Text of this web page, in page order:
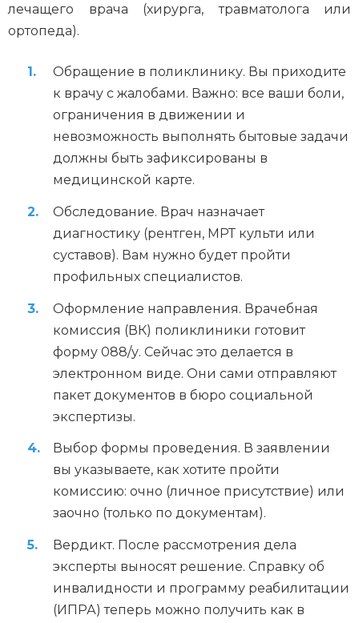
лечащего врача (хирурга, травматолога или
ортопеда).
Обращение в поликлинику. Вы приходите
к врачу с жалобами. Важно: все ваши боли,
ограничения в движении и
невозможность выполнять бытовые задачи
должны быть зафиксированы в
медицинской карте.
Обследование. Врач назначает
диагностику (рентген, МРТ культи или
суставов). Вам нужно будет пройти
профильных специалистов.
Оформление направления. Врачебная
комиссия (ВК) поликлиники готовит
форму 088/у. Сейчас это делается в
электронном виде. Они сами отправляют
пакет документов в бюро социальной
экспертизы.
Выбор формы проведения. В заявлении
вы указываете, как хотите пройти
комиссию: очно (личное присутствие) или
заочно (только по документам).
Вердикт. После рассмотрения дела
эксперты выносят решение. Справку об
инвалидности и программу реабилитации
(ИПРА) теперь можно получить как в